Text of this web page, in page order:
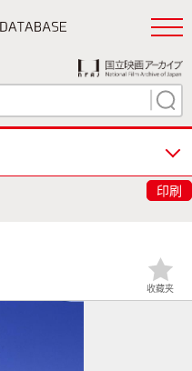
印刷
收藏夹